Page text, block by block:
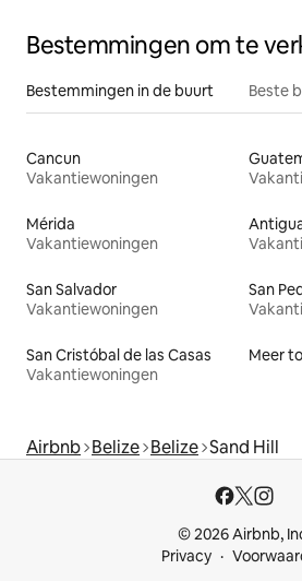
Bestemmingen om te
Bestemmingen in de buurt Beste
Cancun
Vakantiewoningen
Mérida
Vakantiewoningen
San Salvador
Vakantiewoningen
San
San Cristóbal de las Casas
Vakantiewoningen
Meer
Airbnb Belize Belize Sand Hill
© 2026 Airbnb,
Privacy